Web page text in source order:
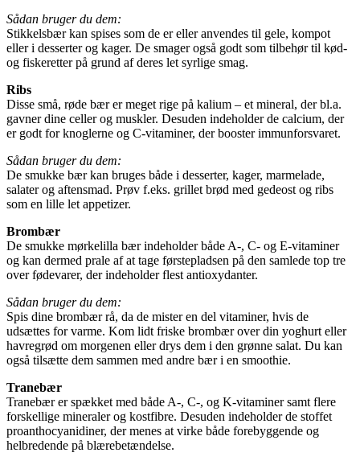
Sådan bruger du dem:
Stikkelsbær kan spises som de er eller anvendes til gele, kompot
eller i desserter og kager. De smager også godt som tilbehør til kød-
og fiskeretter på grund af deres let syrlige smag.
Ribs
Disse små, røde bær er meget rige på kalium – et mineral, der bl.a.
gavner dine celler og muskler. Desuden indeholder de calcium, der
er godt for knoglerne og C-vitaminer, der booster immunforsvaret.
Sådan bruger du dem:
De smukke bær kan bruges både i desserter, kager, marmelade,
salater og aftensmad. Prøv f.eks. grillet brød med gedeost og ribs
som en lille let appetizer.
Brombær
De smukke mørkelilla bær indeholder både A-, C- og E-vitaminer
og kan dermed prale af at tage førstepladsen på den samlede top tre
over fødevarer, der indeholder flest antioxydanter.
Sådan bruger du dem:
Spis dine brombær rå, da de mister en del vitaminer, hvis de
udsættes for varme. Kom lidt friske brombær over din yoghurt eller
havregrød om morgenen eller drys dem i den grønne salat. Du kan
også tilsætte dem sammen med andre bær i en smoothie.
Tranebær
Tranebær er spækket med både A-, C-, og K-vitaminer samt flere
forskellige mineraler og kostfibre. Desuden indeholder de stoffet
proanthocyanidiner, der menes at virke både forebyggende og
helbredende på blærebetændelse.